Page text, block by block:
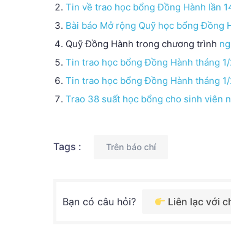
Tin về trao học bổng Đồng Hành lần
Bài báo Mở rộng Quỹ học bổng Đồng
Quỹ Đồng Hành trong chương trình
Tin trao học bổng Đồng Hành tháng
Tin trao học bổng Đồng Hành tháng
Trao 38 suất học bổng cho sinh viên
Tags : Trên báo chí
Bạn có câu hỏi? Liên lạc với